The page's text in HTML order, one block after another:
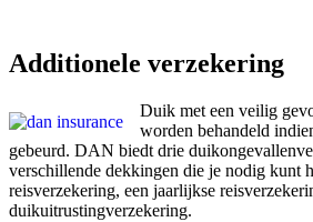
Additionele verzekering
Duik met een veilig
worden behandeld
gebeurd. DAN biedt drie
verschillende dekkingen die je nodig kunt
reisverzekering, een jaarlijkse
duikuitrustingverzekering.